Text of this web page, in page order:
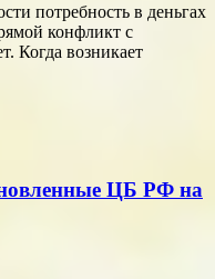
потребность в деньгах
конфликт с
Когда возникает
ЦБ РФ на